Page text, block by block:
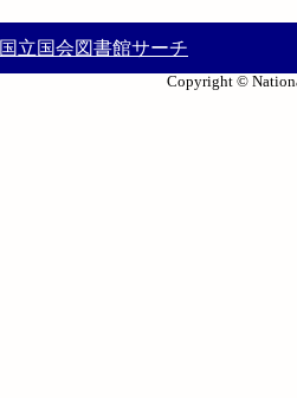
国立国会図書館サーチ
Copyright ©